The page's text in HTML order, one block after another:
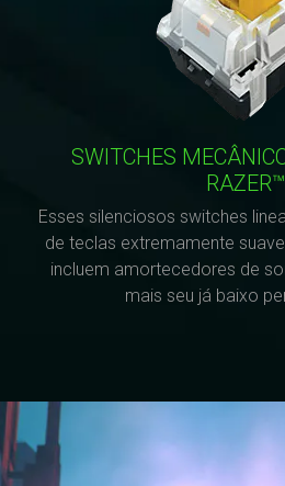
SWITCHES
RAZER™
Esses silenciosos switches
de teclas extremamente
incluem amortecedores de
mais seu já baixo